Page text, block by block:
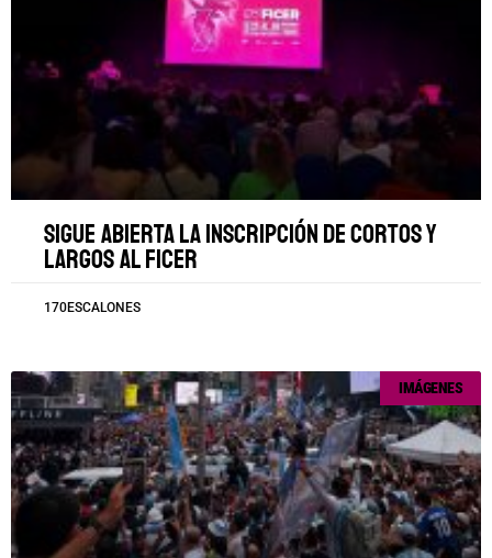
Sigue abierta la inscripción de cortos y
largos al FICER
170ESCALONES
IMÁGENES